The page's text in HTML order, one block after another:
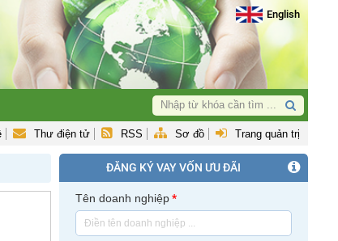
English
Thư điện tử RSS Sơ đồ Trang quản trị
ĐĂNG KÝ VAY VỐN ƯU ĐÃI
Tên doanh nghiệp*